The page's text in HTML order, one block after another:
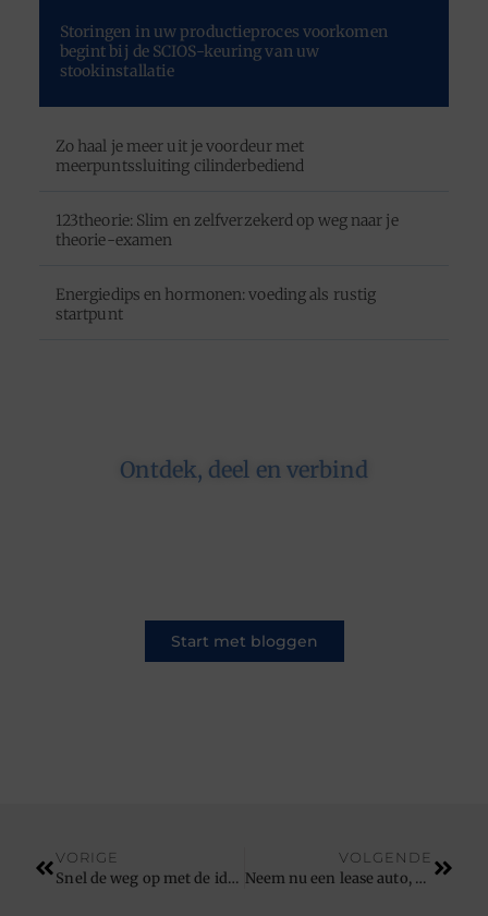
Storingen in uw productieproces voorkomen
begint bij de SCIOS-keuring van uw
stookinstallatie
Zo haal je meer uit je voordeur met
meerpuntssluiting cilinderbediend
123theorie: Slim en zelfverzekerd op weg naar je
theorie-examen
Energiedips en hormonen: voeding als rustig
startpunt
Ontdek, deel en verbind
Start met bloggen
VORIGE
Snel de weg op met de ideale lease auto
VOLGENDE
Neem nu een lease auto, want dat is goedkoper dan kopen